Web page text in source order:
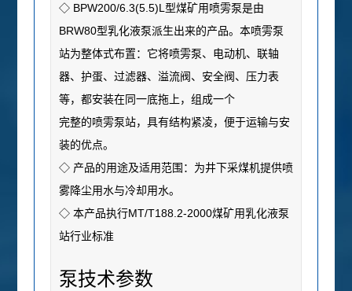
◇ BPW200/6.3(5.5)L型煤矿用喷雱泵是由
BRW80型乳化液泵派生出来的产品。本喷雱泵
站为整体式布置：它将喷雱泵、电动机、联轴
器、护蛋、过滤器、溢流阀、安全阀、压力表
等，都安装在同一底拖上，组成一个
完整的喷雱泵站，具有结构紧凌，便于运输与安
装的优点。
◇ 产品的用途及适用范围：为井下采煤机提供喷
雾降尘用水与冷却用水。
◇ 本产品执行MT/T188.2-2000煤矿用乳化液泵
站行业标准
泵技术参数